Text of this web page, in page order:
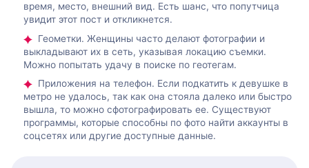
время, место, внешний вид. Есть шанс, что попутчица
увидит этот пост и откликнется.
Геометки. Женщины часто делают фотографии и
выкладывают их в сеть, указывая локацию съемки.
Можно попытать удачу в поиске по геотегам.
Приложения на телефон. Если подкатить к девушке в
метро не удалось, так как она стояла далеко или быстро
вышла, то можно сфотографировать ее. Существуют
программы, которые способны по фото найти аккаунты в
соцсетях или другие доступные данные.